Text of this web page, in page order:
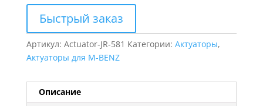
Быстрый заказ
Артикул: Actuator-JR-581 Категории: Актуаторы,
Актуаторы для M-BENZ
Описание